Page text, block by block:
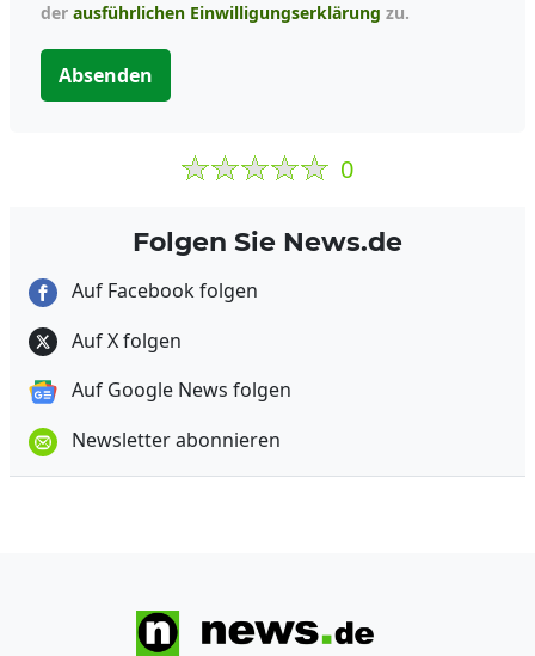
der ausführlichen Einwilligungserklärung zu.
Absenden
0
Folgen Sie News.de
Auf Facebook folgen
Auf X folgen
Auf Google News folgen
Newsletter abonnieren